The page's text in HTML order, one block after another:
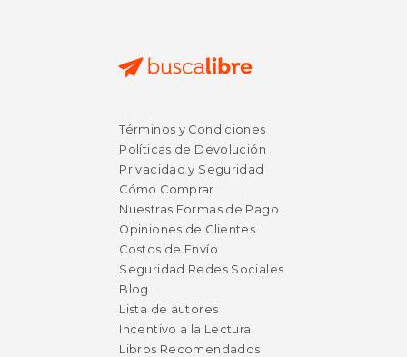
$ 42.69
$ 21.34 dcto.
Términos y Condiciones
Políticas de Devolución
Privacidad y Seguridad
Cómo Comprar
Nuestras Formas de Pago
Opiniones de Clientes
Costos de Envío
Seguridad Redes Sociales
Blog
Lista de autores
Incentivo a la Lectura
Libros Recomendados